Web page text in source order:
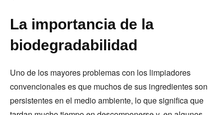
La importancia de la
biodegradabilidad
Uno de los mayores problemas con los limpiadores
convencionales es que muchos de sus ingredientes son
persistentes en el medio ambiente, lo que significa que